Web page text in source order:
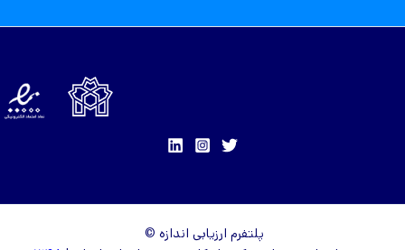
پلتفرم ارزیابی اندازه ©